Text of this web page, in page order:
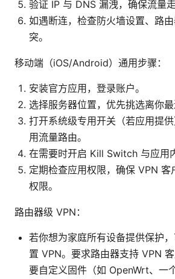
验证 IP 与 DNS 漏洩，确保流量
如遇断连，检查防火墙设置、路
突。
移动端（iOS/Android）通用步骤：
安装官方应用，登录账户。
选择服务器位置，优先挑选离你最
打开系统级专用开关（若应用提
用流量路由。
在需要时开启 Kill Switch 与应用
定期检查应用权限，确保 VPN 客
权限。
路由器级 VPN：
若你想为家庭所有设备提供保护
置 VPN。要求路由器支持 VPN
要自定义固件（如 OpenWrt、一